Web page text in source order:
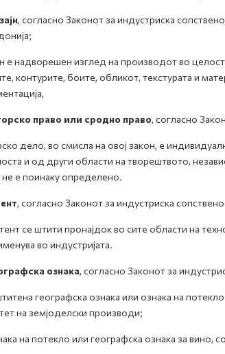
, согласно Законот за индустриска
е надворешен изглед на производот во
контурите, боите, обликот, текстурата и
право или сродно право, согласно
дело, во смисла на овој закон, е
и од други области на творештвото,
не е поинаку определено.
, согласно Законот за индустриска
се штити пронајдок во сите области на
во индустријата.
ознака, согласно Законот за
географска ознака или ознака на
на земјоделски производи;
на потекло или географска ознака за вино,